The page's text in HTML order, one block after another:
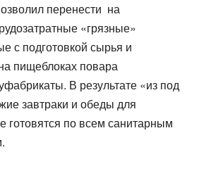
перенести на
«грязные»
с подготовкой сырья и
пищеблоках повара
В результате «из под
завтраки и обеды для
готовятся по всем санитарным